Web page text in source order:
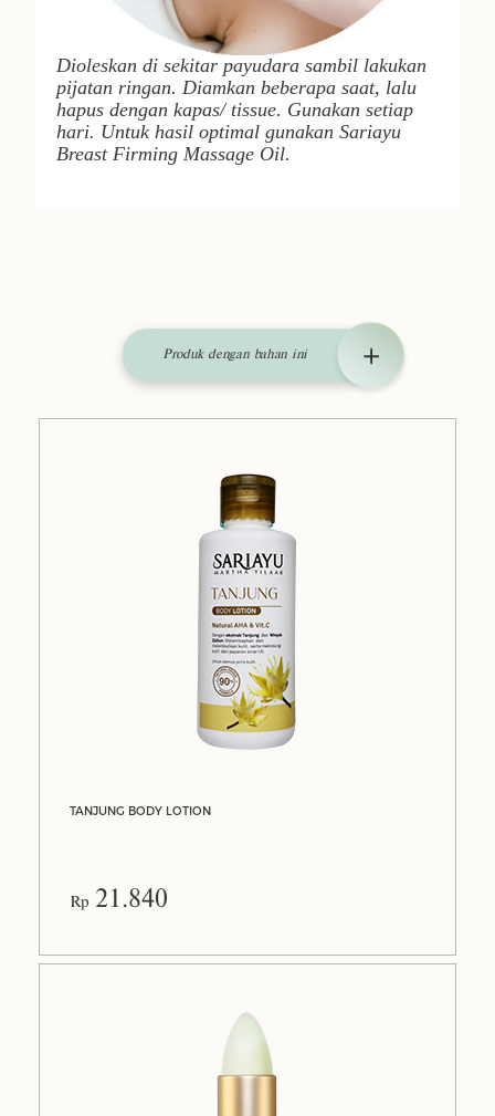
Dioleskan di sekitar payudara sambil lakukan
pijatan ringan. Diamkan beberapa saat, lalu
hapus dengan kapas/ tissue. Gunakan setiap
hari. Untuk hasil optimal gunakan Sariayu
Breast Firming Massage Oil.
Produk dengan bahan ini
TANJUNG BODY LOTION
Rp 21.840